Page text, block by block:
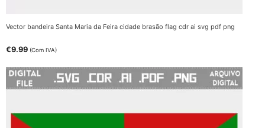
Vector bandeira Santa Maria da Feira cidade brasão flag cdr ai svg pdf png
€9.99 (Com IVA)